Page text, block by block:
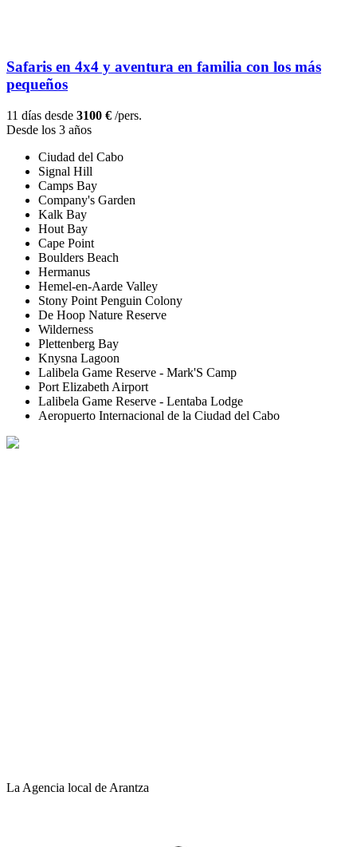
Safaris en 4x4 y aventura en familia con los más
pequeños
11 días desde 3100 € /pers.
Desde los 3 años
Ciudad del Cabo
Signal Hill
Camps Bay
Company's Garden
Kalk Bay
Hout Bay
Cape Point
Boulders Beach
Hermanus
Hemel-en-Aarde Valley
Stony Point Penguin Colony
De Hoop Nature Reserve
Wilderness
Plettenberg Bay
Knysna Lagoon
Lalibela Game Reserve - Mark'S Camp
Port Elizabeth Airport
Lalibela Game Reserve - Lentaba Lodge
Aeropuerto Internacional de la Ciudad del Cabo
La Agencia local de Arantza